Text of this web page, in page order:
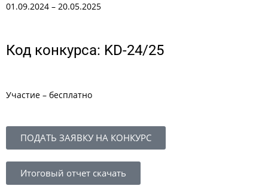
01.09.2024 – 20.05.2025
Код конкурса: KD-24/25
Участие – бесплатно
ПОДАТЬ ЗАЯВКУ НА КОНКУРС
Итоговый отчет скачать